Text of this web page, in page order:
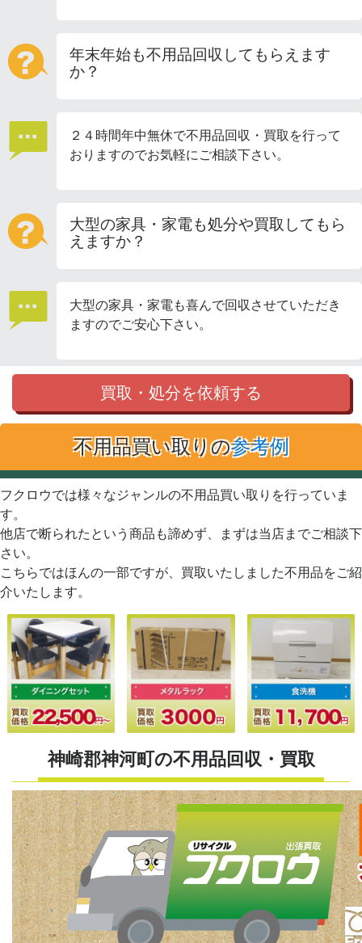
年末年始も不用品回収してもらえます
か？
２４時間年中無休で不用品回収・買取を行って
おりますのでお気軽にご相談下さい。
大型の家具・家電も処分や買取してもら
えますか？
大型の家具・家電も喜んで回収させていただき
ますのでご安心下さい。
買取・処分を依頼する
不用品買い取りの参考例
フクロウでは様々なジャンルの不用品買い取りを行っていま
す。
他店で断られたという商品も諦めず、まずは当店までご相談下
さい。
こちらではほんの一部ですが、買取いたしました不用品をご紹
介いたします。
神崎郡神河町の不用品回収・買取